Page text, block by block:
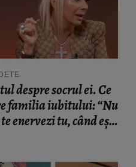
despre socrul ei. Ce
familia iubitului: “Nu
enervezi tu, când ești